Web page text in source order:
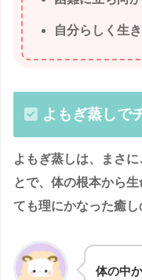
自分らしく生
よもぎ蒸しで
よもぎ蒸しは、まさ
とで、体の根本から
ても理にかなった癒し
体の中